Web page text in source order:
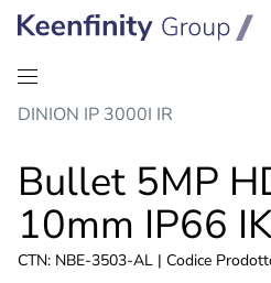
Salta
contenuto
Vai
navigazione
DINION IP 3000I IR
Bullet 5MP
10mm IP66
CTN: NBE-3503-AL | Codice